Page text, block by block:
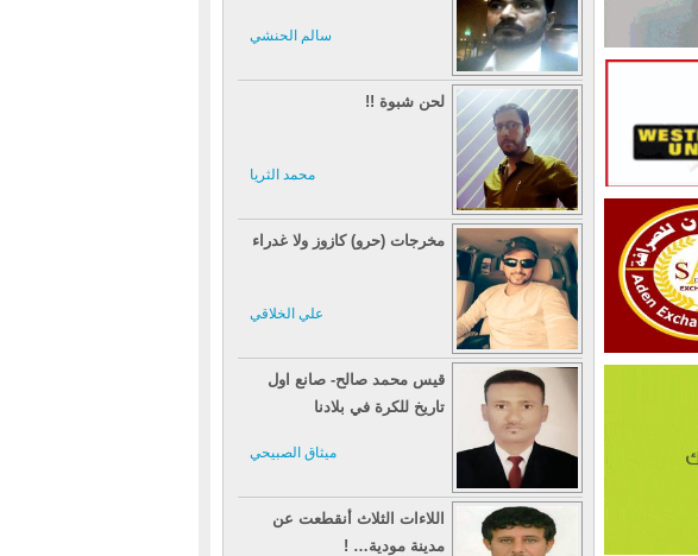
سالم الحنشي
لحن شبوة !!
محمد الثريا
مخرجات (حرو) كازوز ولا غدراء
علي الخلاقي
قيس محمد صالح- صانع اول
تاريخ للكرة في بلادنا
ميثاق الصبيحي
اللاءات الثلاث أنقطعت عن
مدينة مودية… !